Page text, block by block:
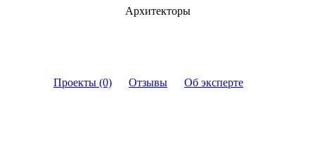
Проекты (0) Отзывы Об эксперте
Архитекторы